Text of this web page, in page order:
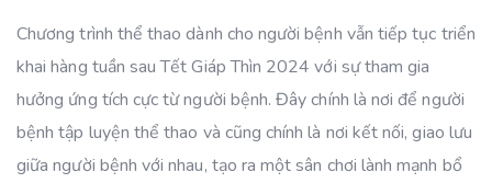
Chương trình thể thao dành cho người bệnh vẫn tiếp tục triển
khai hàng tuần sau Tết Giáp Thìn 2024 với sự tham gia
hưởng ứng tích cực từ người bệnh. Đây chính là nơi để người
bệnh tập luyện thể thao và cũng chính là nơi kết nối, giao lưu
giữa người bệnh với nhau, tạo ra một sân chơi lành mạnh bổ